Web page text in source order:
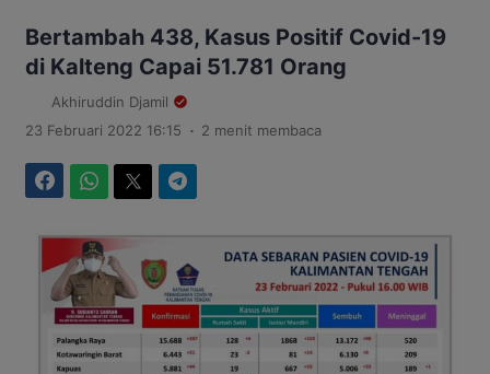
Bertambah 438, Kasus Positif Covid-19
di Kalteng Capai 51.781 Orang
Akhiruddin Djamil
23 Februari 2022 16:15 . 2 menit membaca